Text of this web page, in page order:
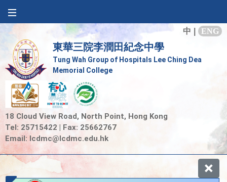
中 ENG
東華三院李潤田紀念中學
Tung Wah Group of Hospitals Lee Ching Dea
Memorial College
18 Cloud View Road, North Point, Hong Kong
Tel: 25715422 | Fax: 25662767
Email: lcdmc@lcdmc.edu.hk